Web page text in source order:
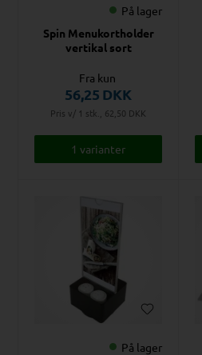
På lager
Spin Menukortholder
vertikal sort
Fra kun
56,25 DKK
Pris v/ 1 stk., 62,50 DKK
1 varianter
På lager